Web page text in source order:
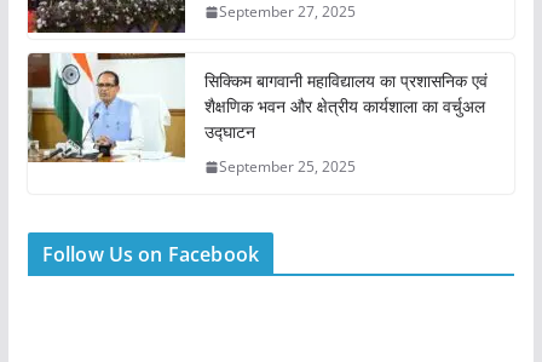
September 27, 2025
सिक्किम बागवानी महाविद्यालय का प्रशासनिक एवं
शैक्षणिक भवन और क्षेत्रीय कार्यशाला का वर्चुअल
उद्घाटन
September 25, 2025
Follow Us on Facebook